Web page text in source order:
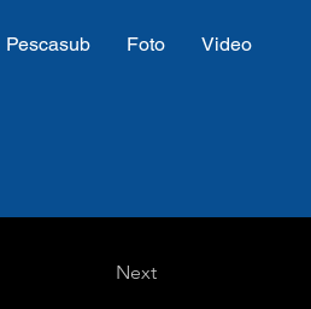
Pescasub Foto Video
Next